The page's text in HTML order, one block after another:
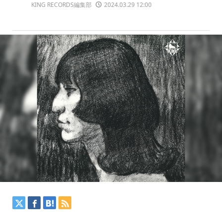
KING RECORDS編集部 2024.03.29 12:00